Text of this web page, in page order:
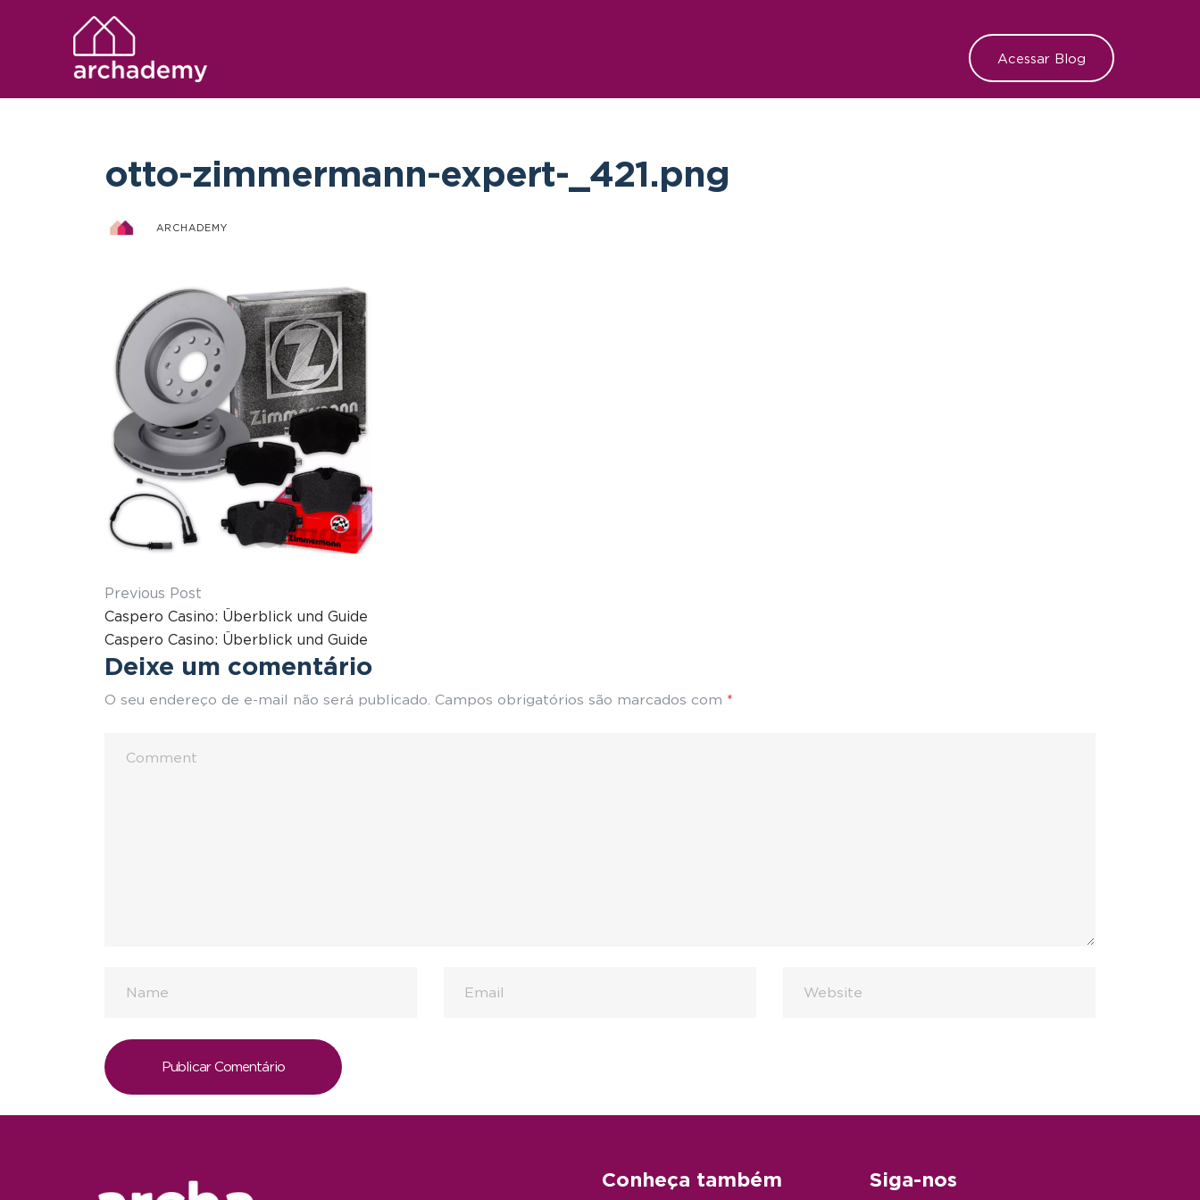
Acessar Blog
otto-zimmermann-expert-_421.png
ARCHADEMY
Previous Post
Caspero Casino: Überblick und Guide
Caspero Casino: Überblick und Guide
Deixe um comentário
O seu endereço de e-mail não será publicado. Campos obrigatórios são marcados com *
Conheça também Siga-nos